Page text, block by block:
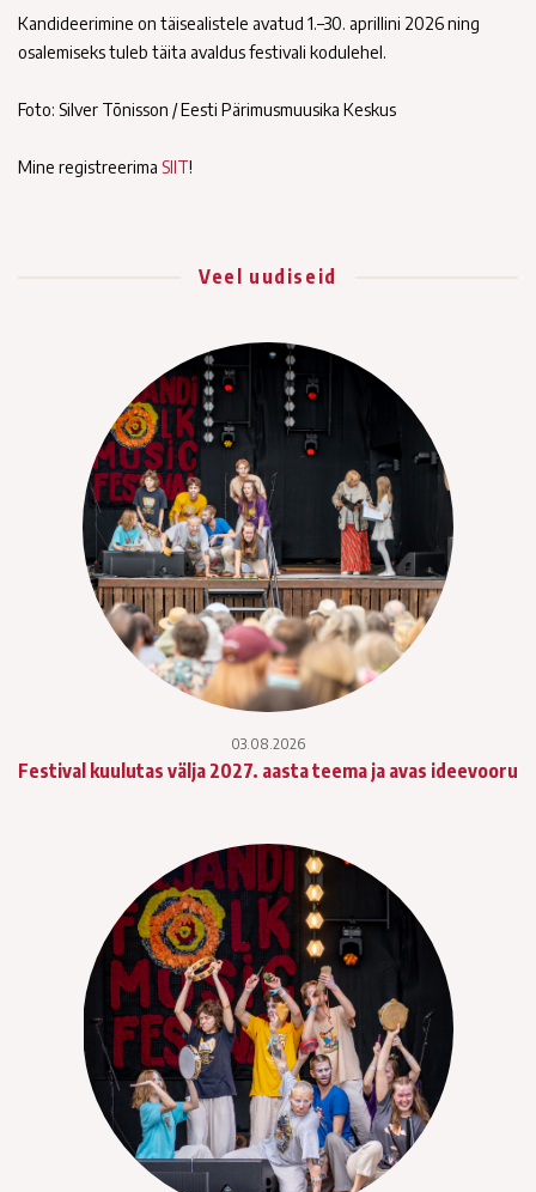
Kandideerimine on täisealistele avatud 1.–30. aprillini 2026 ning
osalemiseks tuleb täita avaldus festivali kodulehel.
Foto: Silver Tõnisson / Eesti Pärimusmuusika Keskus
Mine registreerima SIIT!
Veel uudiseid
03.08.2026
Festival kuulutas välja 2027. aasta teema ja avas ideevooru